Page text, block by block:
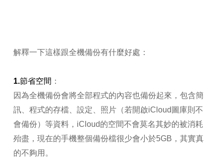
解釋一下這樣跟全機備份有什麼好處：
1.節省空間 ：
因為全機備份會將全部程式的內容也備份起來，包含簡
訊、程式的存檔、設定、照片（若開啟iCloud圖庫則不
會備份）等資料，iCloud的空間不會莫名其妙的被消耗
殆盡，現在的手機整個備份檔很少會小於5GB，其實真
的不夠用。